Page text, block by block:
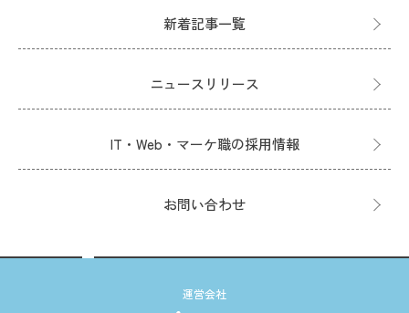
新着記事一覧
ニュースリリース
IT・Web・マーケ職の採用情報
お問い合わせ
運営会社